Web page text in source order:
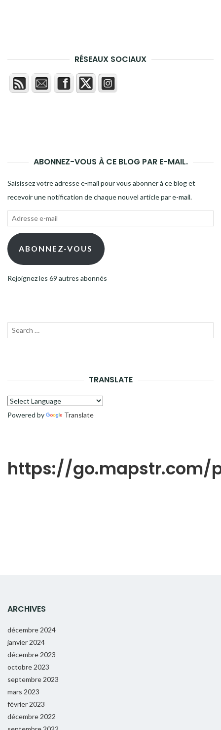
RÉSEAUX SOCIAUX
ABONNEZ-VOUS À CE BLOG PAR E-MAIL.
Saisissez votre adresse e-mail pour vous abonner à ce blog et
recevoir une notification de chaque nouvel article par e-mail.
Adresse
mail ABONNEZ-VOUS
Rejoignez les 69 autres abonnés
Recherche
TRANSLATE
Powered by Translate
https://go.mapstr.com/
ARCHIVES
décembre 2024
janvier 2024
décembre 2023
octobre 2023
septembre 2023
mars 2023
février 2023
décembre 2022